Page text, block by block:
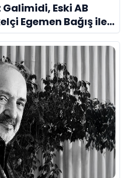
Galimidi, Eski AB
Egemen Bağış ile